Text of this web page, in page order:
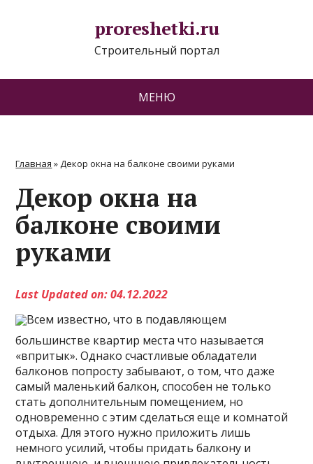
proreshetki.ru
Строительный портал
МЕНЮ
Главная »Декор окна на балконе своими руками
Декор окна на
балконе своими
руками
Last Updated on: 04.12.2022
Всем известно, что в подавляющем
большинстве квартир места что называется
«впритык». Однако счастливые обладатели
балконов попросту забывают, о том, что даже
самый маленький балкон, способен не только
стать дополнительным помещением, но
одновременно с этим сделаться еще и комнатой
отдыха. Для этого нужно приложить лишь
немного усилий, чтобы придать балкону и